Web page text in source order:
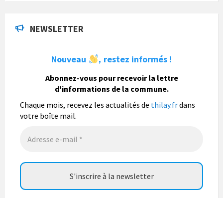
population mais également les visiteurs à son
bulletin municipal annuel en organisant un concours
photo gratuit OUVERT À TOUS.
Vous pouvez envoyer vos photo...Lire la suite
NEWSLETTER
Nouveau , restez informés !
Abonnez-vous pour recevoir la lettre
d'informations de la commune.
Chaque mois, recevez les actualités de thilay.frdans
votre boîte mail.